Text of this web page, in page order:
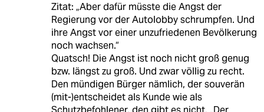
Zitat: „Aber dafür müsste die Angst der
Regierung vor der Autolobby schrumpfen. Und
ihre Angst vor einer unzufriedenen Bevölkerung
noch wachsen.“
Quatsch! Die Angst ist noch nicht groß genug
bzw. längst zu groß. Und zwar völlig zu recht.
Den mündigen Bürger nämlich, der souverän
(mit-)entscheidet als Kunde wie als